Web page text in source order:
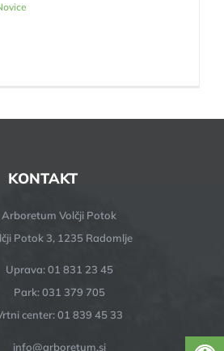
KONTAKT
Arboretum Volčji Potok
Potok 3, 1235 Radomlje
Uprava: 01 831 23 45
Park: 031 379 705
center: 01 839 45 33
info@arboretum.si